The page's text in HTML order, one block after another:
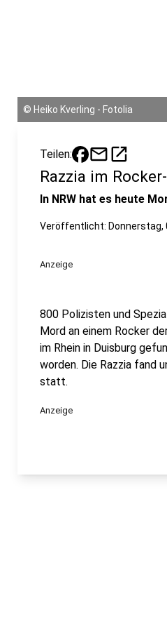
© Heiko Kverling - Fotolia
Teilen: mailopen_in_new
Razzia im
In NRW hat es heute
Veröffentlicht: Donnerstag,
Anzeige
800 Polizisten und
Mord an einem Rocker
im Rhein in Duisburg
worden. Die Razzia fand
statt.
Anzeige